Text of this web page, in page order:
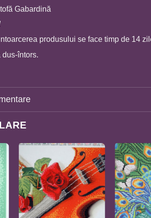
Gabardină
luni!
produsului se face timp de 14
dus-întors.